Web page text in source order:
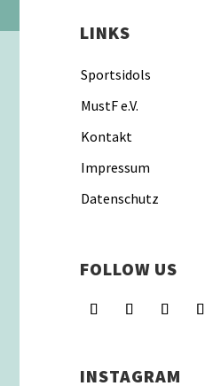
LINKS
Sportsidols
MustF e.V.
Kontakt
Impressum
Datenschutz
FOLLOW US
INSTAGRAM